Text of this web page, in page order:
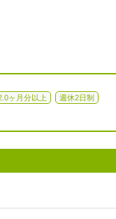
ヶ月分以上 週休2日制